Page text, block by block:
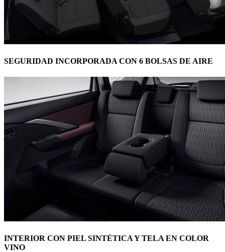
SEGURIDAD INCORPORADA CON 6 BOLSAS DE AIRE
INTERIOR CON PIEL SINTÉTICA Y TELA EN COLOR
VINO